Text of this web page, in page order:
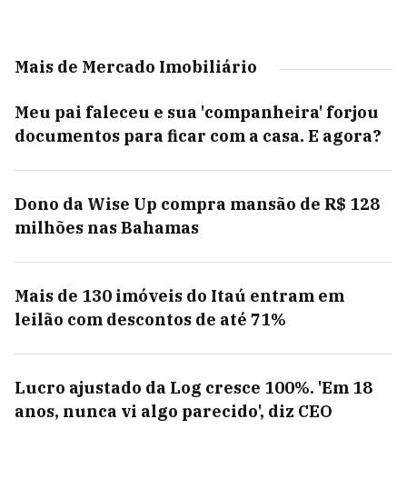
Mais de Mercado Imobiliário
Meu pai faleceu e sua 'companheira' forjou
documentos para ficar com a casa. E agora?
Dono da Wise Up compra mansão de R$ 128
milhões nas Bahamas
Mais de 130 imóveis do Itaú entram em
leilão com descontos de até 71%
Lucro ajustado da Log cresce 100%. 'Em 18
anos, nunca vi algo parecido', diz CEO